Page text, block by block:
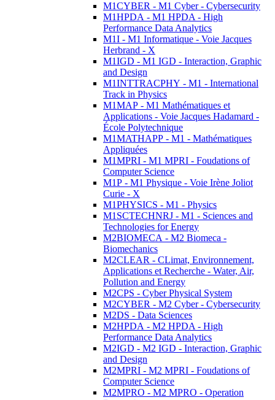
M1CYBER - M1 Cyber - Cybersecurity
M1HPDA - M1 HPDA - High
Performance Data Analytics
M1I - M1 Informatique - Voie Jacques
Herbrand - X
M1IGD - M1 IGD - Interaction, Graphic
and Design
M1INTTRACPHY - M1 - International
Track in Physics
M1MAP - M1 Mathématiques et
Applications - Voie Jacques Hadamard -
École Polytechnique
M1MATHAPP - M1 - Mathématiques
Appliquées
M1MPRI - M1 MPRI - Foudations of
Computer Science
M1P - M1 Physique - Voie Irène Joliot
Curie - X
M1PHYSICS - M1 - Physics
M1SCTECHNRJ - M1 - Sciences and
Technologies for Energy
M2BIOMECA - M2 Biomeca -
Biomechanics
M2CLEAR - CLimat, Environnement,
Applications et Recherche - Water, Air,
Pollution and Energy
M2CPS - Cyber Physical System
M2CYBER - M2 Cyber - Cybersecurity
M2DS - Data Sciences
M2HPDA - M2 HPDA - High
Performance Data Analytics
M2IGD - M2 IGD - Interaction, Graphic
and Design
M2MPRI - M2 MPRI - Foudations of
Computer Science
M2MPRO - M2 MPRO - Operation